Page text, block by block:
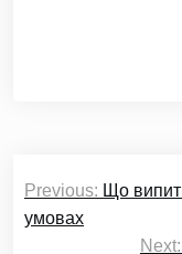
записів
Previous: Що
умовах
Next: